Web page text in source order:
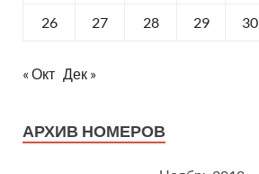
26 27 28 29 30
« Окт Дек »
АРХИВ НОМЕРОВ